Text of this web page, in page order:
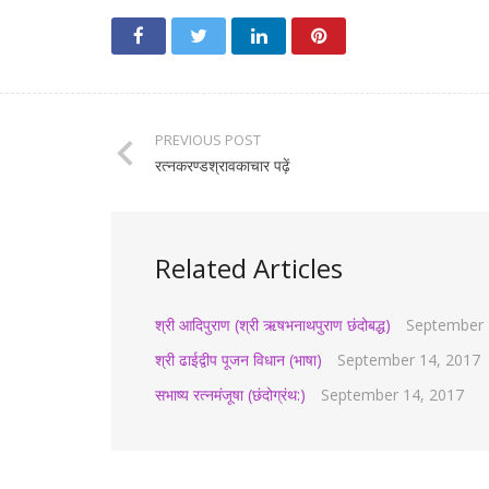
PREVIOUS POST
रत्नकरण्डश्रावकाचार पढ़ें
Related Articles
श्री आदिपुराण (श्री ऋषभनाथपुराण छंदोबद्ध)
September
श्री ढाईद्वीप पूजन विधान (भाषा)
September 14, 2017
सभाष्य रत्नमंजूषा (छंदोग्रंथ:)
September 14, 2017